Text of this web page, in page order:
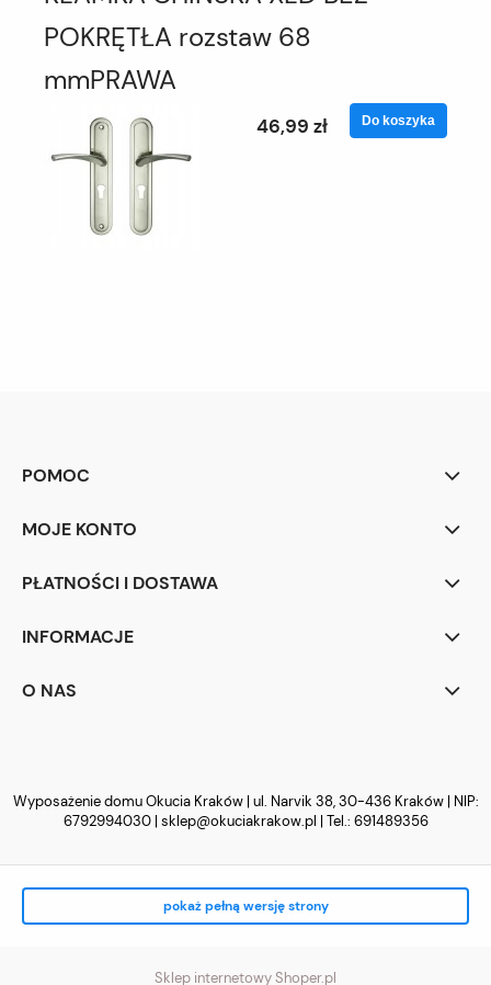
POKRĘTŁA rozstaw 68
mmPRAWA
46,99 zł Do koszyka
POMOC
MOJE KONTO
PŁATNOŚCI I DOSTAWA
INFORMACJE
O NAS
Wyposażenie domu Okucia Kraków | ul. Narvik 38, 30-436 Kraków | NIP:
6792994030 | sklep@okuciakrakow.pl | Tel.: 691489356
pokaż pełną wersję strony
Sklep internetowy Shoper.pl